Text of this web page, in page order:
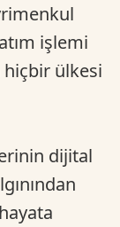
işlemi
hiçbir ülkesi
dijital